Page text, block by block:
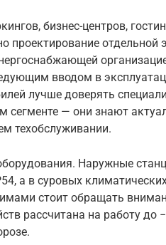
бизнес-центров,
проектирование отдельной
вводом в
лучше доверять
сегменте — они знают
техобслуживании.
Наружные
а в суровых
стоит обращать
рассчитана на работу до